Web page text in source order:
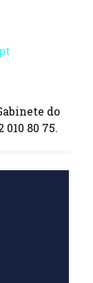
do
010 80 75.